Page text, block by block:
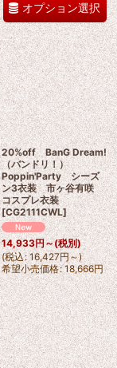
オプション選択
20%off BanG Dream!
（バンドリ！）
Poppin'Party シーズ
ン3衣装 市ヶ谷有咲
コスプレ衣装
[CG2111CWL]
14,933円 ～(税別)
(税込: 16,427円～)
希望小売価格: 18,666円